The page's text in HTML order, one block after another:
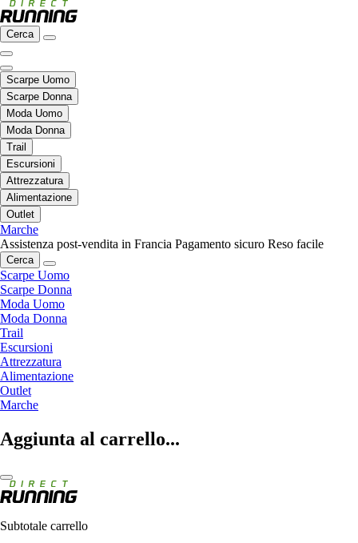
Cerca
Scarpe Uomo
Scarpe Donna
Moda Uomo
Moda Donna
Trail
Escursioni
Attrezzatura
Alimentazione
Outlet
Marche
Assistenza post-vendita in Francia Pagamento sicuro Reso facile
Cerca
Scarpe Uomo
Scarpe Donna
Moda Uomo
Moda Donna
Trail
Escursioni
Attrezzatura
Alimentazione
Outlet
Marche
Aggiunta al carrello...
Subtotale carrello